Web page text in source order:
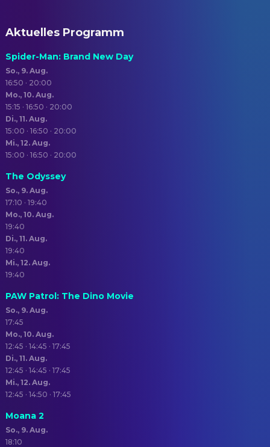
Aktuelles Programm
Spider-Man: Brand New Day
So., 9. Aug.
16:50 · 20:00
Mo., 10. Aug.
15:15 · 16:50 · 20:00
Di., 11. Aug.
15:00 · 16:50 · 20:00
Mi., 12. Aug.
15:00 · 16:50 · 20:00
The Odyssey
So., 9. Aug.
17:10 · 19:40
Mo., 10. Aug.
19:40
Di., 11. Aug.
19:40
Mi., 12. Aug.
19:40
PAW Patrol: The Dino Movie
So., 9. Aug.
17:45
Mo., 10. Aug.
12:45 · 14:45 · 17:45
Di., 11. Aug.
12:45 · 14:45 · 17:45
Mi., 12. Aug.
12:45 · 14:50 · 17:45
Moana 2
So., 9. Aug.
18:10